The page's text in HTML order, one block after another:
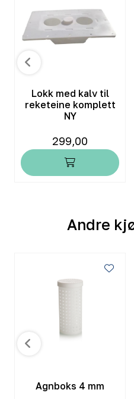
Lokk med kalv til
reketeine komplett
NY
299,00
Andre
Agnboks 4 mm